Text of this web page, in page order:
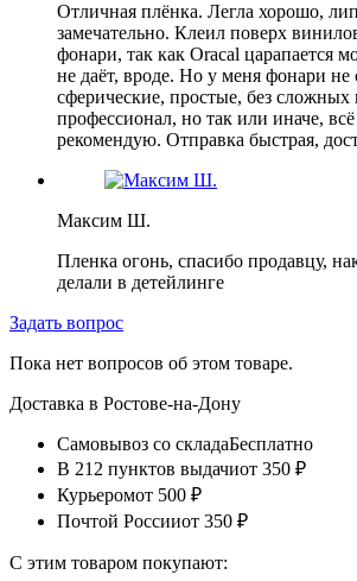
Отличная плёнка. Легла хорошо,
замечательно. Клеил поверх
фонари, так как Oracal царапается
не даёт, вроде. Но у меня фонари не
сферические, простые, без сложных
профессионал, но так или иначе,
рекомендую. Отправка быстрая,
Максим Ш.
Пленка огонь, спасибо продавцу,
делали в детейлинге
Задать вопрос
Пока нет вопросов об этом товаре.
Доставка в Ростове-на-Дону
Самовывоз со складаБесплатно
В 212 пунктов выдачиот 350 ₽
Курьеромот 500 ₽
Почтой Россииот 350 ₽
С этим товаром покупают: